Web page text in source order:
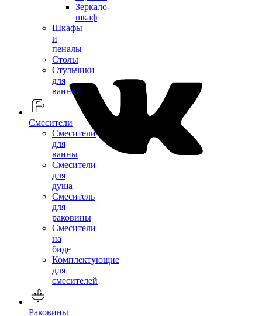
Зеркало-
шкаф
Шкафы
и
пеналы
Столы
Стульчики
для
ванной
Смесители
Смесители
для
ванны
Смесители
для
душа
Смеситель
для
раковины
Смесители
на
биде
Комплектующие
для
смесителей
Раковины